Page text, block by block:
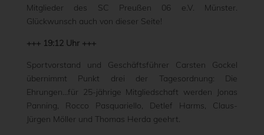
Mitglieder des SC Preußen 06 e.V. Münster.
Glückwunsch auch von dieser Seite!
+++ 19:12 Uhr +++
Sportvorstand und Geschäftsführer Carsten Gockel
übernimmt Punkt drei der Tagesordnung: Die
Ehrungen…für 25-jährige Mitgliedschaft werden Jonas
Panning, Rocco Pasquariello, Detlef Harms, Claus-
Jürgen Möller und Thomas Herda geehrt.